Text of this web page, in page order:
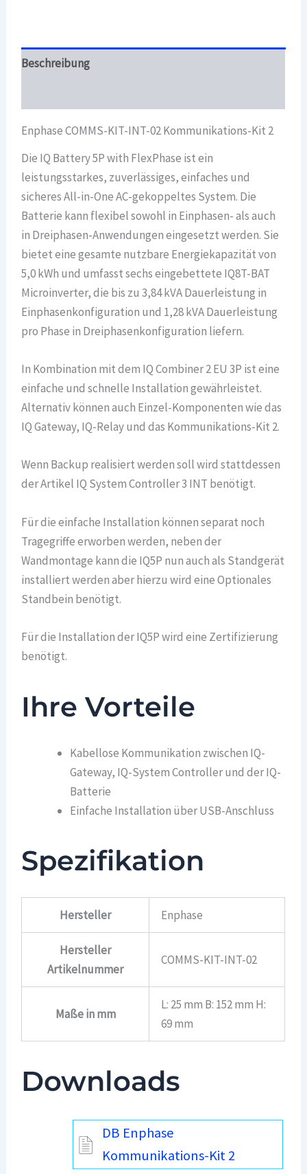
Beschreibung
Enphase COMMS-KIT-INT-02 Kommunikations-Kit 2
Die IQ Battery 5P with FlexPhase ist ein
leistungsstarkes, zuverlässiges, einfaches und
sicheres All-in-One AC-gekoppeltes System. Die
Batterie kann flexibel sowohl in Einphasen- als auch
in Dreiphasen-Anwendungen eingesetzt werden. Sie
bietet eine gesamte nutzbare Energiekapazität von
5,0 kWh und umfasst sechs eingebettete IQ8T-BAT
Microinverter, die bis zu 3,84 kVA Dauerleistung in
Einphasenkonfiguration und 1,28 kVA Dauerleistung
pro Phase in Dreiphasenkonfiguration liefern.
In Kombination mit dem IQ Combiner 2 EU 3P ist eine
einfache und schnelle Installation gewährleistet.
Alternativ können auch Einzel-Komponenten wie das
IQ Gateway, IQ-Relay und das Kommunikations-Kit 2.
Wenn Backup realisiert werden soll wird stattdessen
der Artikel IQ System Controller 3 INT benötigt.
Für die einfache Installation können separat noch
Tragegriffe erworben werden, neben der
Wandmontage kann die IQ5P nun auch als Standgerät
installiert werden aber hierzu wird eine Optionales
Standbein benötigt.
Für die Installation der IQ5P wird eine Zertifizierung
benötigt.
Ihre Vorteile
Kabellose Kommunikation zwischen IQ-
Gateway, IQ-System Controller und der IQ-
Batterie
Einfache Installation über USB-Anschluss
Spezifikation
Hersteller Enphase
Hersteller
Artikelnummer
COMMS-KIT-INT-02
Maße in mm
L: 25 mm B: 152 mm H:
69 mm
Downloads
DB Enphase
Kommunikations-Kit 2